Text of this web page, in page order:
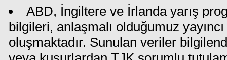
ABD, İngiltere ve İrlanda yarış
bilgileri, anlaşmalı olduğumuz
oluşmaktadır. Sunulan veriler